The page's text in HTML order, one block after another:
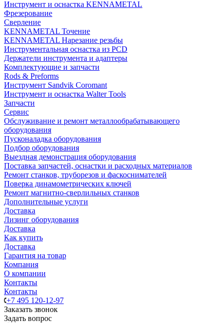
Инструмент и оснастка KENNAMETAL
Фрезерование
Сверление
KENNAMETAL Точение
KENNAMETAL Нарезание резьбы
Инструментальная оснастка из PCD
Держатели инструмента и адаптеры
Комплектующие и запчасти
Rods & Preforms
Инструмент Sandvik Coromant
Инструмент и оснастка Walter Tools
Запчасти
Сервис
Обслуживание и ремонт металлообрабатывающего
оборудования
Пусконаладка оборудования
Подбор оборудования
Выездная демонстрация оборудования
Поставка запчастей, оснастки и расходных материалов
Ремонт станков, труборезов и фаскоснимателей
Поверка динамометрических ключей
Ремонт магнитно-сверлильных станков
Дополнительные услуги
Доставка
Лизинг оборудования
Доставка
Как купить
Доставка
Гарантия на товар
Компания
О компании
Контакты
Контакты
+7 495 120-12-97
Заказать звонок
Задать вопрос